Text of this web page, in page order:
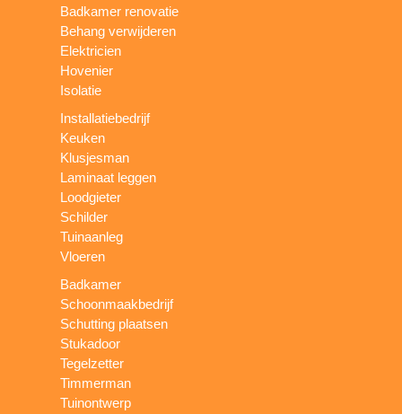
Badkamer renovatie
Behang verwijderen
Elektricien
Hovenier
Isolatie
Installatiebedrijf
Keuken
Klusjesman
Laminaat leggen
Loodgieter
Schilder
Tuinaanleg
Vloeren
Badkamer
Schoonmaakbedrijf
Schutting plaatsen
Stukadoor
Tegelzetter
Timmerman
Tuinontwerp